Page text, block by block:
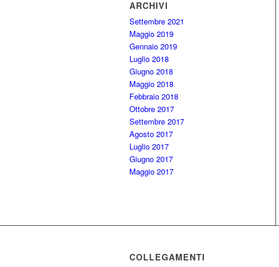
ARCHIVI
Settembre 2021
Maggio 2019
Gennaio 2019
Luglio 2018
Giugno 2018
Maggio 2018
Febbraio 2018
Ottobre 2017
Settembre 2017
Agosto 2017
Luglio 2017
Giugno 2017
Maggio 2017
COLLEGAMENTI